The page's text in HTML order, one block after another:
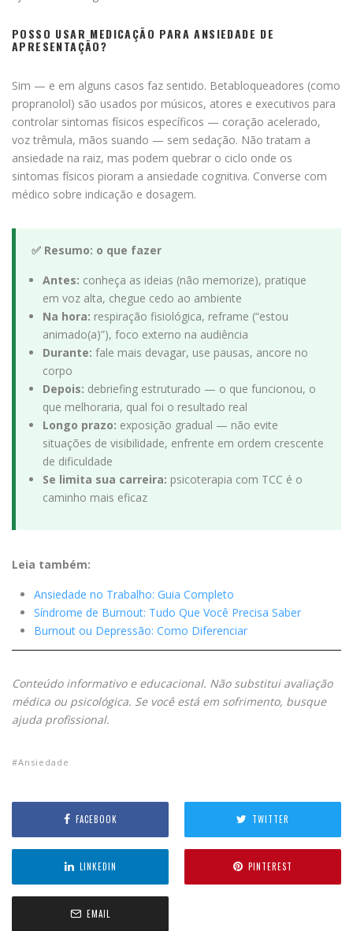
POSSO USAR MEDICAÇÃO PARA ANSIEDADE DE
APRESENTAÇÃO?
Sim — e em alguns casos faz sentido. Betabloqueadores (como
propranolol) são usados por músicos, atores e executivos para
controlar sintomas físicos específicos — coração acelerado,
voz trêmula, mãos suando — sem sedação. Não tratam a
ansiedade na raiz, mas podem quebrar o ciclo onde os
sintomas físicos pioram a ansiedade cognitiva. Converse com
médico sobre indicação e dosagem.
✅ Resumo: o que fazer
Antes: conheça as ideias (não memorize), pratique
em voz alta, chegue cedo ao ambiente
Na hora: respiração fisiológica, reframe (“estou
animado(a)”), foco externo na audiência
Durante: fale mais devagar, use pausas, ancore no
corpo
Depois: debriefing estruturado — o que funcionou, o
que melhoraria, qual foi o resultado real
Longo prazo: exposição gradual — não evite
situações de visibilidade, enfrente em ordem crescente
de dificuldade
Se limita sua carreira: psicoterapia com TCC é o
caminho mais eficaz
Leia também:
Ansiedade no Trabalho: Guia Completo
Síndrome de Burnout: Tudo Que Você Precisa Saber
Burnout ou Depressão: Como Diferenciar
Conteúdo informativo e educacional. Não substitui avaliação
médica ou psicológica. Se você está em sofrimento, busque
ajuda profissional.
Ansiedade
FACEBOOK TWITTER
LINKEDIN PINTEREST
EMAIL